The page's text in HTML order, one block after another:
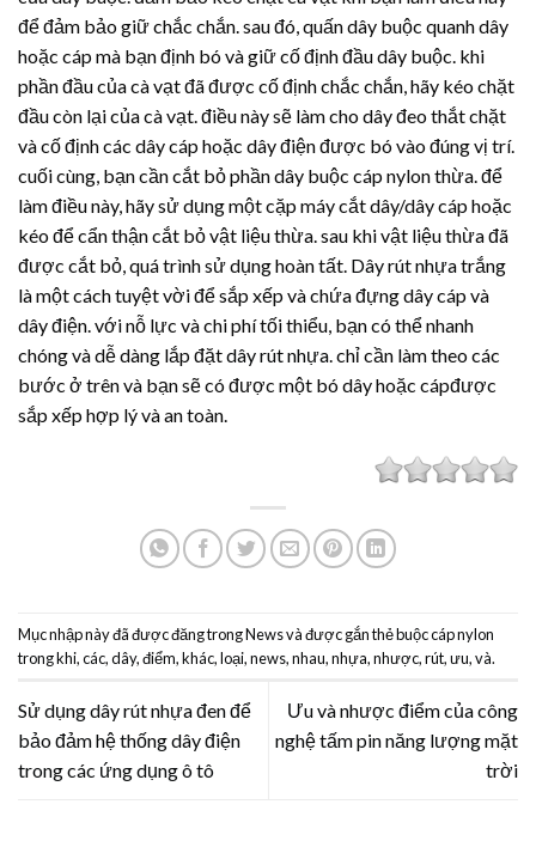
để đảm bảo giữ chắc chắn. sau đó, quấn dây buộc quanh dây
hoặc cáp mà bạn định bó và giữ cố định đầu dây buộc. khi
phần đầu của cà vạt đã được cố định chắc chắn, hãy kéo chặt
đầu còn lại của cà vạt. điều này sẽ làm cho dây đeo thắt chặt
và cố định các dây cáp hoặc dây điện được bó vào đúng vị trí.
cuối cùng, bạn cần cắt bỏ phần dây buộc cáp nylon thừa. để
làm điều này, hãy sử dụng một cặp máy cắt dây/dây cáp hoặc
kéo để cẩn thận cắt bỏ vật liệu thừa. sau khi vật liệu thừa đã
được cắt bỏ, quá trình sử dụng hoàn tất. Dây rút nhựatrắng
là một cách tuyệt vời để sắp xếp và chứa đựng dây cáp và
dây điện. với nỗ lực và chi phí tối thiểu, bạn có thể nhanh
chóng và dễ dàng lắp đặtdây rút nhựa. chỉ cần làm theo các
bước ở trên và bạn sẽ có được một bó dây hoặc cápđược
sắp xếp hợp lý và an toàn.
Mục nhập này đã được đăng trongNewsvà được gắn thẻbuộc cáp nylon
trong khi,các,dây,điểm,khác,loại,news,nhau,nhựa,nhược,rút,ưu,và.
Sử dụng dây rút nhựa đen để
bảo đảm hệ thống dây điện
trong các ứng dụng ô tô
Ưu và nhược điểm của công
nghệ tấm pin năng lượng mặt
trời